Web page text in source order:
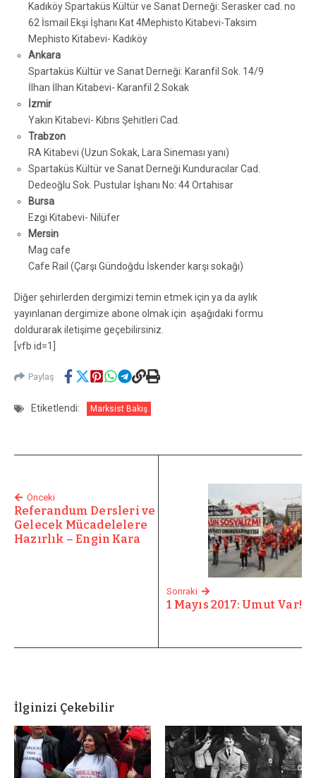
Kadıköy Spartaküs Kültür ve Sanat Derneği: Serasker cad. no
62 İsmail Ekşi İşhanı Kat 4Mephisto Kitabevi-Taksim
Mephisto Kitabevi- Kadıköy
Ankara
Spartaküs Kültür ve Sanat Derneği: Karanfil Sok. 14/9
İlhan İlhan Kitabevi- Karanfil 2 Sokak
İzmir
Yakın Kitabevi- Kıbrıs Şehitleri Cad.
Trabzon
RA Kitabevi (Uzun Sokak, Lara Sineması yanı)
Spartaküs Kültür ve Sanat Derneği Kunduracılar Cad.
Dedeoğlu Sok. Pustular İşhanı No: 44 Ortahisar
Bursa
Ezgi Kitabevi- Nilüfer
Mersin
Mag cafe
Cafe Rail (Çarşı Gündoğdu İskender karşı sokağı)
Diğer şehirlerden dergimizi temin etmek için ya da aylık
yayınlanan dergimize abone olmak için aşağıdaki formu
doldurarak iletişime geçebilirsiniz.
[vfb id=1]
Paylaş
Etiketlendi: Marksist Bakış
Önceki
Referandum Dersleri ve
Gelecek Mücadelelere
Hazırlık – Engin Kara
Sonraki
1 Mayıs 2017: Umut Var!
İlginizi Çekebilir